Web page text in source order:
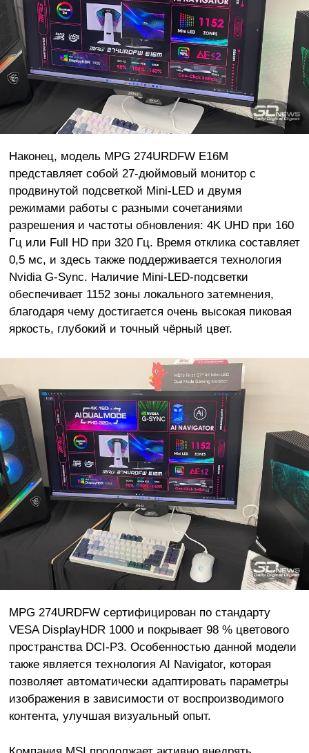
Наконец, модель MPG 274URDFW E16M
представляет собой 27-дюймовый монитор с
продвинутой подсветкой Mini-LED и двумя
режимами работы с разными сочетаниями
разрешения и частоты обновления: 4K UHD при 160
Гц или Full HD при 320 Гц. Время отклика составляет
0,5 мс, и здесь также поддерживается технология
Nvidia G-Sync. Наличие Mini-LED-подсветки
обеспечивает 1152 зоны локального затемнения,
благодаря чему достигается очень высокая пиковая
яркость, глубокий и точный чёрный цвет.
MPG 274URDFW сертифицирован по стандарту
VESA DisplayHDR 1000 и покрывает 98 % цветового
пространства DCI-P3. Особенностью данной модели
также является технология AI Navigator, которая
позволяет автоматически адаптировать параметры
изображения в зависимости от воспроизводимого
контента, улучшая визуальный опыт.